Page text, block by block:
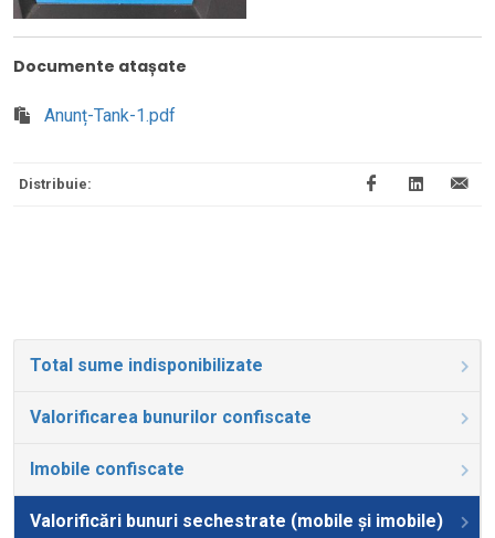
Documente atașate
Anunț-Tank-1.pdf
Distribuie:
Total sume indisponibilizate
Valorificarea bunurilor confiscate
Imobile confiscate
Valorificări bunuri sechestrate (mobile și imobile)